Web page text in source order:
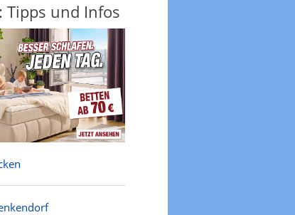
Tipps und Infos